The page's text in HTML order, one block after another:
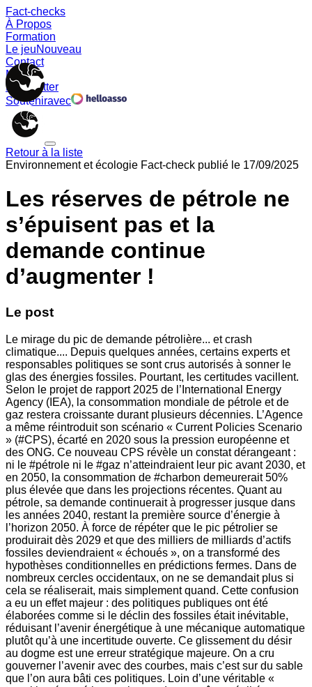
Fact-checks
À Propos
Formation
Le jeuNouveau
Contact
Memes
Newsletter
Souteniravec
Retour à la liste
Environnement et écologie Fact-check publié le 17/09/2025
Les réserves de pétrole ne
s’épuisent pas et la
demande continue
d’augmenter !
Le post
Le mirage du pic de demande pétrolière... et crash
climatique.... Depuis quelques années, certains experts et
responsables politiques se sont crus autorisés à sonner le
glas des énergies fossiles. Pourtant, les certitudes vacillent.
Selon le projet de rapport 2025 de l’International Energy
Agency (IEA), la consommation mondiale de pétrole et de
gaz restera croissante durant plusieurs décennies. L’Agence
a même réintroduit son scénario « Current Policies Scenario
» (#CPS), écarté en 2020 sous la pression européenne et
des ONG. Ce nouveau CPS révèle un constat dérangeant :
ni le #pétrole ni le #gaz n’atteindraient leur pic avant 2030, et
en 2050, la consommation de #charbon demeurerait 50%
plus élevée que dans les projections récentes. Quant au
pétrole, sa demande continuerait à progresser jusque dans
les années 2040, restant la première source d’énergie à
l’horizon 2050. À force de répéter que le pic pétrolier se
produirait dès 2029 et que des milliers de milliards d’actifs
fossiles deviendraient « échoués », on a transformé des
hypothèses conditionnelles en prédictions fermes. Dans de
nombreux cercles occidentaux, on ne se demandait plus si
cela se réaliserait, mais simplement quand. Cette confusion
a eu un effet majeur : des politiques publiques ont été
élaborées comme si le déclin des fossiles était inévitable,
réduisant l’avenir énergétique à une mécanique automatique
plutôt qu’à une incertitude ouverte. Ce glissement du désir
au dogme est une erreur stratégique majeure. On a cru
gouverner l’avenir avec des courbes, mais c’est sur du sable
que l’on aura bâti ces politiques. Loin d’une véritable «